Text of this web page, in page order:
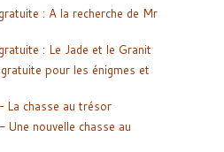
: A la recherche de Mr
: Le Jade et le Granit
pour les énigmes et
La chasse au trésor
Une nouvelle chasse au